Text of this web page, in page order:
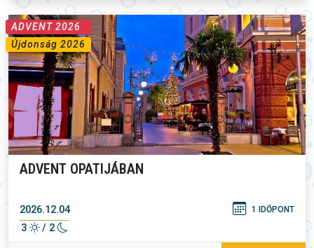
ADVENT 2026
Újdonság 2026
ADVENT OPATIJÁBAN
2026.12.04 1 IDŐPONT
3 / 2